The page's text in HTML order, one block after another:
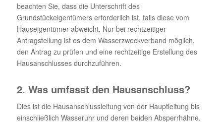
beachten Sie, dass die Unterschrift des
Grundstückeigentümers erforderlich ist, falls diese vom
Hauseigentümer abweicht. Nur bei rechtzeitiger
Antragstellung ist es dem Wasserzweckverband möglich,
den Antrag zu prüfen und eine rechtzeitige Erstellung des
Hausanschlusses durchzuführen.
2. Was umfasst den Hausanschluss?
Dies ist die Hausanschlussleitung von der Hauptleitung bis
einschließlich Wasseruhr und deren beiden Absperrhähne.